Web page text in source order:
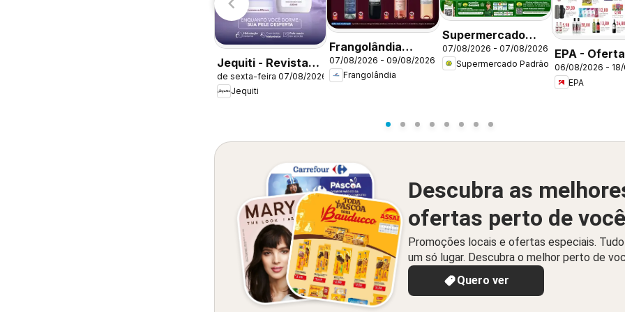
Jequiti - Revista
11/2026
de sexta-feira 07/08/2026
Jequiti
Frangolândia
ofertas Bebidas
07/08/2026 - 09/08/2026
Frangolândia
Supermercado
Padrão ofertas
Sexta Imbatível
07/08/2026 - 07/08/2026
Supermercado Padrão
EPA -
semana
06/08/2026 -
EPA
Descubra as
ofertas perto de você
Promoções locais e ofertas especiais.
um só lugar. Descubra o melhor perto de
Quero ver